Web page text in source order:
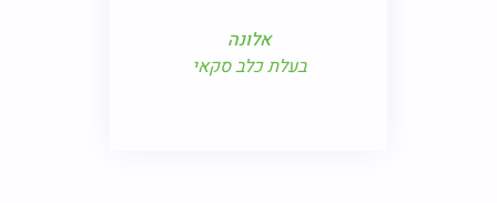
אלונה
בעלת כלב סקאי